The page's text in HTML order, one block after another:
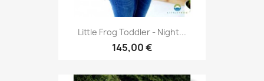
Little Frog Toddler - Night...
145,00 €